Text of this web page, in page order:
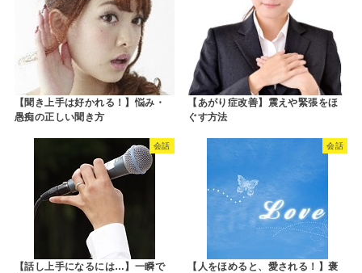
【聞き上手は好かれる！】悩み・
愚痴の正しい聞き方
【あがり症改善】震えや緊張をほ
ぐす方法
会話
【話し上手になるには…】一瞬で
会話
【人をほめると、愛される！】褒